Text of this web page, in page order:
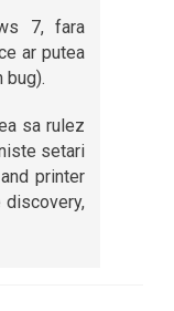
7, fara
ar putea
bug).
sa rulez
setari
printer
discovery,